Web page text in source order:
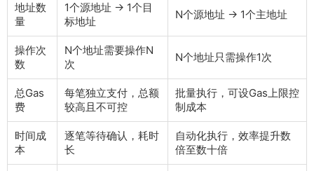
地址数
量
1个源地址 → 1个目
标地址
N个源地址 → 1个主地址
操作次
数
N个地址需要操作N
次
N个地址只需操作1次
总Gas
费
每笔独立支付，总额
较高且不可控
批量执行，可设Gas上限控
制成本
时间成
本
逐笔等待确认，耗时
长
自动化执行，效率提升数
倍至数十倍